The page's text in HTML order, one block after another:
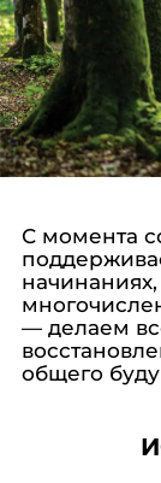
С момента
— делаем
общего